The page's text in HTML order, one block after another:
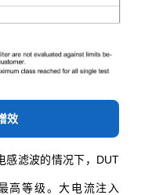
效
感滤波的情况下，DUT
高等级。大电流注入